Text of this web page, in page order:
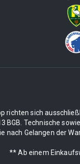
richten sich
BGB. Technische
nach Gelangen der
** Ab einem